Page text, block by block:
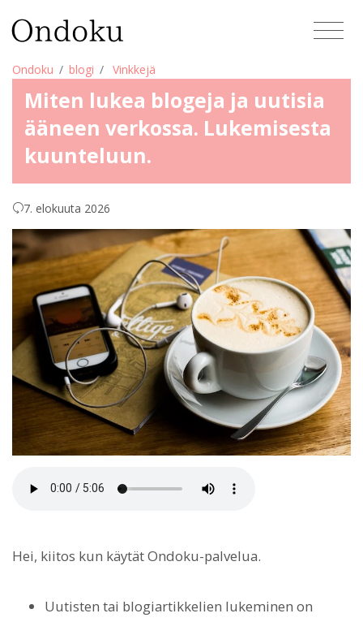
Ondoku blogi Vinkkejä
Miten lukea blogeja ja uutisia
ääneen verkossa. Lukemisesta
kuunteluun.
7. elokuuta 2026
Hei, kiitos kun käytät Ondoku-palvelua.
Uutisten tai blogiartikkelien lukeminen on